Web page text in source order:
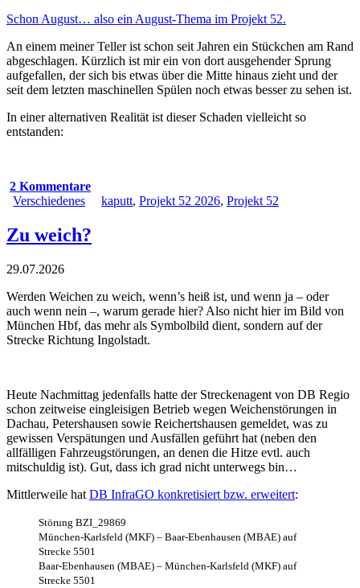
Schon August… also ein August-Thema im Projekt 52.
An einem meiner Teller ist schon seit Jahren ein Stückchen am Rand
abgeschlagen. Kürzlich ist mir ein von dort ausgehender Sprung
aufgefallen, der sich bis etwas über die Mitte hinaus zieht und der
seit dem letzten maschinellen Spülen noch etwas besser zu sehen ist.
In einer alternativen Realität ist dieser Schaden vielleicht so
entstanden:
2 Kommentare
Verschiedenes
kaputt, Projekt 52 2026, Projekt 52
Zu weich?
29.07.2026
Werden Weichen zu weich, wenn’s heiß ist, und wenn ja – oder
auch wenn nein –, warum gerade hier? Also nicht hier im Bild von
München Hbf, das mehr als Symbolbild dient, sondern auf der
Strecke Richtung Ingolstadt.
Heute Nachmittag jedenfalls hatte der Streckenagent von DB Regio
schon zeitweise eingleisigen Betrieb wegen Weichenstörungen in
Dachau, Petershausen sowie Reichertshausen gemeldet, was zu
gewissen Verspätungen und Ausfällen geführt hat (neben den
allfälligen Fahrzeugstörungen, an denen die Hitze evtl. auch
mitschuldig ist). Gut, dass ich grad nicht unterwegs bin…
Mittlerweile hat DB InfraGO konkretisiert bzw. erweitert:
Störung BZI_29869
München-Karlsfeld (MKF) – Baar-Ebenhausen (MBAE) auf
Strecke 5501
Baar-Ebenhausen (MBAE) – München-Karlsfeld (MKF) auf
Strecke 5501